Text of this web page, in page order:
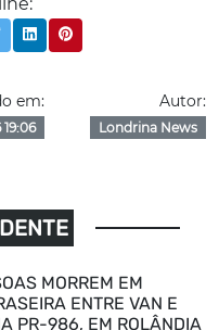
em:
19:06
Autor:
Londrina News
MORREM EM
ENTRE VAN E
PR-986, EM ROLÂNDIA